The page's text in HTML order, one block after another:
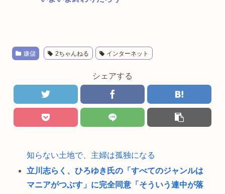
嫌儲 2ちゃんねる インターネット
シェアする
知らない土地で、主婦は孤独になる
立川志らく、ひろゆき氏の「すべてのジャンルは
マニアがつぶす」に完全同意「そういう連中が落